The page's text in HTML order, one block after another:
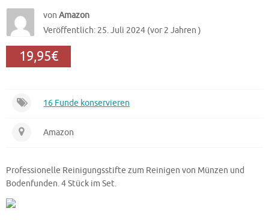
von Amazon
Veröffentlich: 25. Juli 2024 (vor 2 Jahren )
19,95€
16 Funde konservieren
Amazon
Professionelle Reinigungsstifte zum Reinigen von Münzen und
Bodenfunden. 4 Stück im Set.